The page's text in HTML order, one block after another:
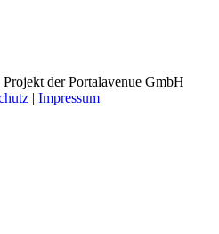
der Portalavenue GmbH
| Impressum